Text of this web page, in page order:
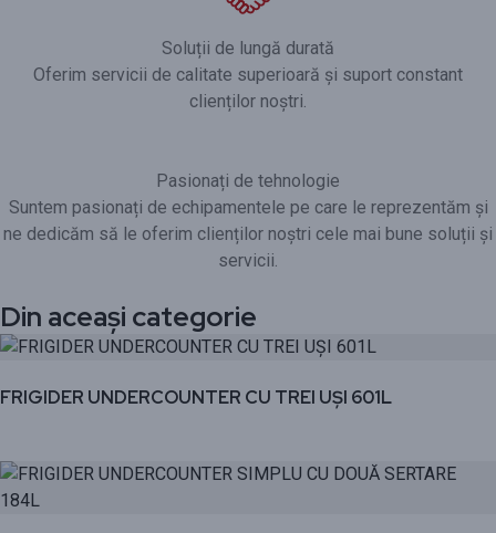
Soluții de lungă durată
Oferim servicii de calitate superioară și suport constant
clienților noștri.
Pasionați de tehnologie
Suntem pasionați de echipamentele pe care le reprezentăm și
ne dedicăm să le oferim clienților noștri cele mai bune soluții și
servicii.
Din aceași categorie
FRIGIDER UNDERCOUNTER CU TREI UȘI 601L